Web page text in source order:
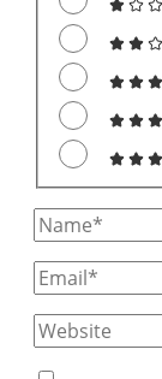
Full
Name
Email
Website